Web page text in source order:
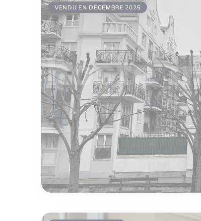
VENDU EN DÉCEMBRE 2025